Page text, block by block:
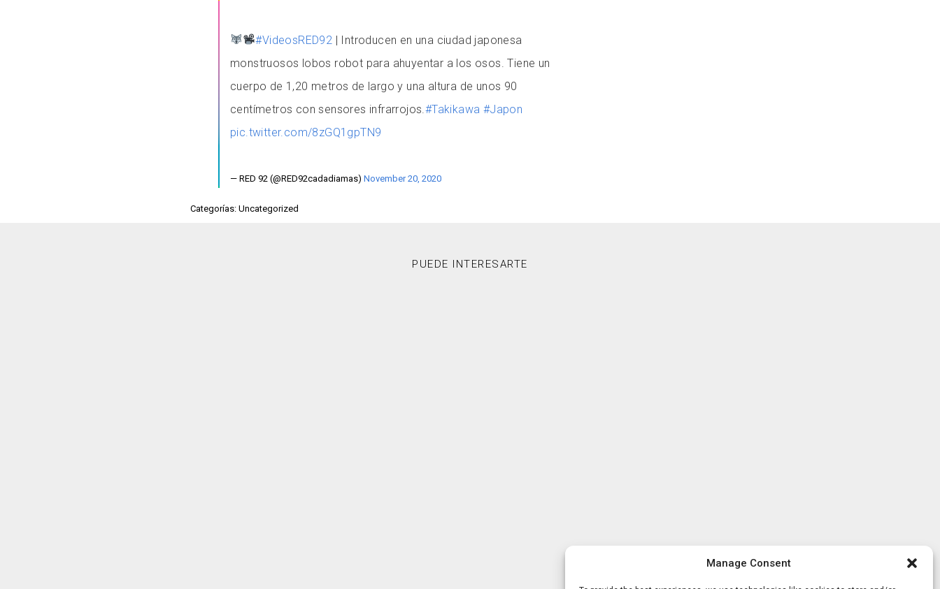
Manage Consent
#VideosRED92 | Introducen en una ciudad japonesa
monstruosos lobos robot para ahuyentar a los osos. Tiene un
cuerpo de 1,20 metros de largo y una altura de unos 90
centímetros con sensores infrarrojos. #Takikawa #Japon
pic.twitter.com/8zGQ1gpTN9
— RED 92 (@RED92cadadiamas) November 20, 2020
Categorías: Uncategorized
PUEDE INTERESARTE